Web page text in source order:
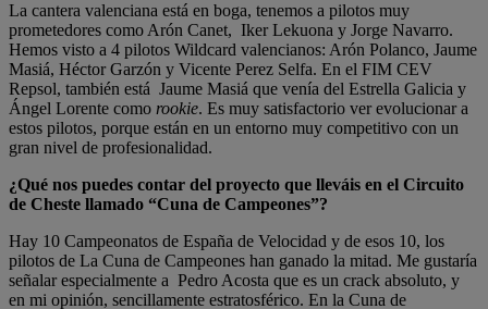
La cantera valenciana está en boga, tenemos a pilotos muy
prometedores como Arón Canet, Iker Lekuona y Jorge Navarro.
Hemos visto a 4 pilotos Wildcard valencianos: Arón Polanco, Jaume
Masiá, Héctor Garzón y Vicente Perez Selfa. En el FIM CEV
Repsol, también está Jaume Masiá que venía del Estrella Galicia y
Ángel Lorente como rookie. Es muy satisfactorio ver evolucionar a
estos pilotos, porque están en un entorno muy competitivo con un
gran nivel de profesionalidad.
¿Qué nos puedes contar del proyecto que lleváis en el Circuito
de Cheste llamado “Cuna de Campeones”?
Hay 10 Campeonatos de España de Velocidad y de esos 10, los
pilotos de La Cuna de Campeones han ganado la mitad. Me gustaría
señalar especialmente a Pedro Acosta que es un crack absoluto, y
en mi opinión, sencillamente estratosférico. En la Cuna de